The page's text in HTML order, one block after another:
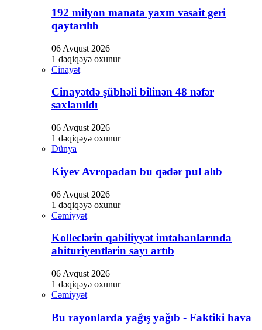
192 milyon manata yaxın vəsait geri
qaytarılıb
06 Avqust 2026
1 dəqiqəyə oxunur
Cinayət
Cinayətdə şübhəli bilinən 48 nəfər
saxlanıldı
06 Avqust 2026
1 dəqiqəyə oxunur
Dünya
Kiyev Avropadan bu qədər pul alıb
06 Avqust 2026
1 dəqiqəyə oxunur
Cəmiyyət
Kolleclərin qabiliyyət imtahanlarında
abituriyentlərin sayı artıb
06 Avqust 2026
1 dəqiqəyə oxunur
Cəmiyyət
Bu rayonlarda yağış yağıb - Faktiki hava